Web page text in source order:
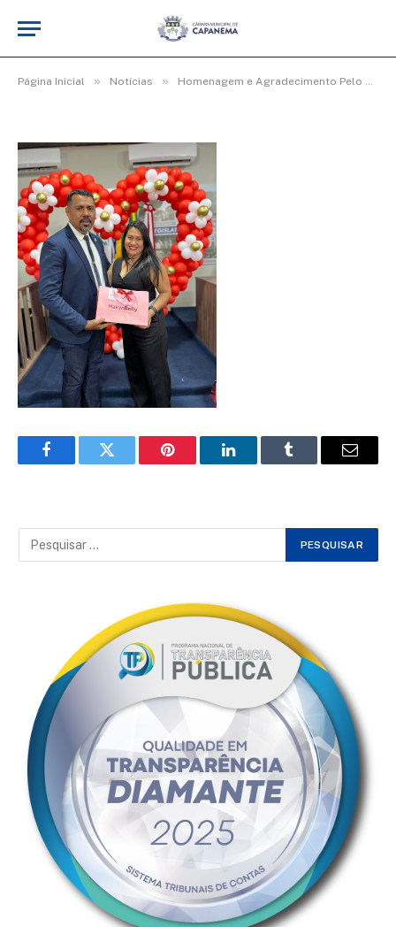
Página Inicial » Notícias » Homenagem e Agradecimento Pelo Dia das Mães
Img8_600x400
FacebookTwitter Pinterest LinkedInTumblr Email